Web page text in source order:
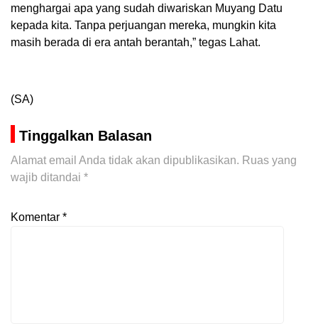
menghargai apa yang sudah diwariskan Muyang Datu
kepada kita. Tanpa perjuangan mereka, mungkin kita
masih berada di era antah berantah,” tegas Lahat.
(SA)
Tinggalkan Balasan
Alamat email Anda tidak akan dipublikasikan. Ruas yang
wajib ditandai *
Komentar *